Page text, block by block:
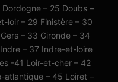
Dordogne – 25 Doubs –
loir – 29 Finistère – 30
– 33 Gironde – 34
– 37 Indre-et-loire
-41 Loir-et-cher – 42
atlantique – 45 Loiret –